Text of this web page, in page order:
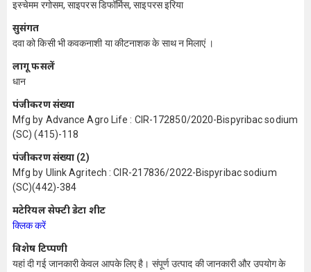
इस्चेमम रगोसम, साइपरस डिफॉर्मिस, साइपरस इरिया
सुसंगत
दवा को किसी भी कवकनाशी या कीटनाशक के साथ न मिलाएं ।
लागू फसलें
धान
पंजीकरण संख्या
Mfg by Advance Agro Life : CIR-172850/2020-Bispyribac sodium
(SC) (415)-118
पंजीकरण संख्या (2)
Mfg by Ulink Agritech : CIR-217836/2022-Bispyribac sodium
(SC)(442)-384
मटेरियल सेफ्टी डेटा शीट
क्लिक करें
विशेष टिप्पणी
यहां दी गई जानकारी केवल आपके लिए है। संपूर्ण उत्पाद की जानकारी और उपयोग के